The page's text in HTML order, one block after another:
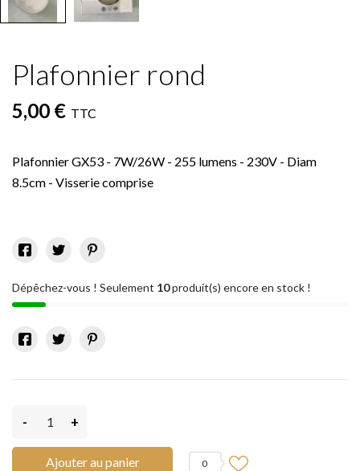
Plafonnier rond
5,00 € TTC
Plafonnier GX53 - 7W/26W - 255 lumens - 230V - Diam
8.5cm - Visserie comprise
Dépêchez-vous ! Seulement 10produit(s) encore en stock !
- +
Ajouter au panier 0